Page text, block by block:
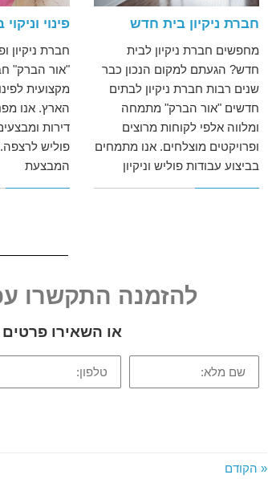
חברת ניקיון בית חדש
מחפשים חברת ניקיון לבית
חדש? הגעתם למקום הנכון כבר
שנים רבות חברת ניקיון לבתים
חדשים "אור הברק" מתמחה
ומלווה אלפי לקוחות מרוצים
ופרויקטים מוצלחים. אנו מתמחים
בביצוע עבודות פוליש וניקיון
פינוי
חברת ניקיון
"אור הברק"
מקצועית
הארץ. אנו
דירות
פוליש
המבצעת
להזמנה התקשרו
או השאירו
שם
מלא:
טלפון:
« הקודם